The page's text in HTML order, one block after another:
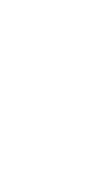
वाद होत